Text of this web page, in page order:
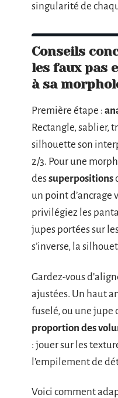
singularité de
Conseils
les faux pas
à sa
Première étape :
Rectangle, sablier,
silhouette son
2/3. Pour une
dessuperpositions
un point d’ancrage
privilégiez les
jupes portées sur
s’inverse, la
Gardez-vous
ajustées. Un haut
fuselé, ou une jupe
proportion des
: jouer sur les
l’empilement de
Voici comment